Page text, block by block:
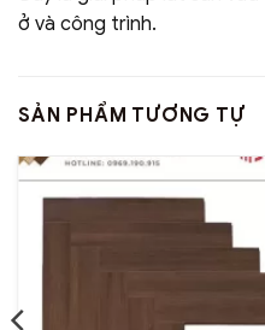
ở và công trình.
SẢN PHẨM TƯƠNG TỰ